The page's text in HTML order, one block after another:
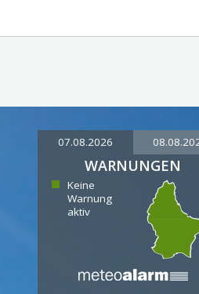
07.08.2026
WARNUNGEN
Keine
Warnung
aktiv